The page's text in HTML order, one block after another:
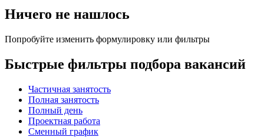
Ничего не нашлось
Попробуйте изменить формулировку или фильтры
Быстрые фильтры подбора вакансий
Частичная занятость
Полная занятость
Полный день
Проектная работа
Сменный график